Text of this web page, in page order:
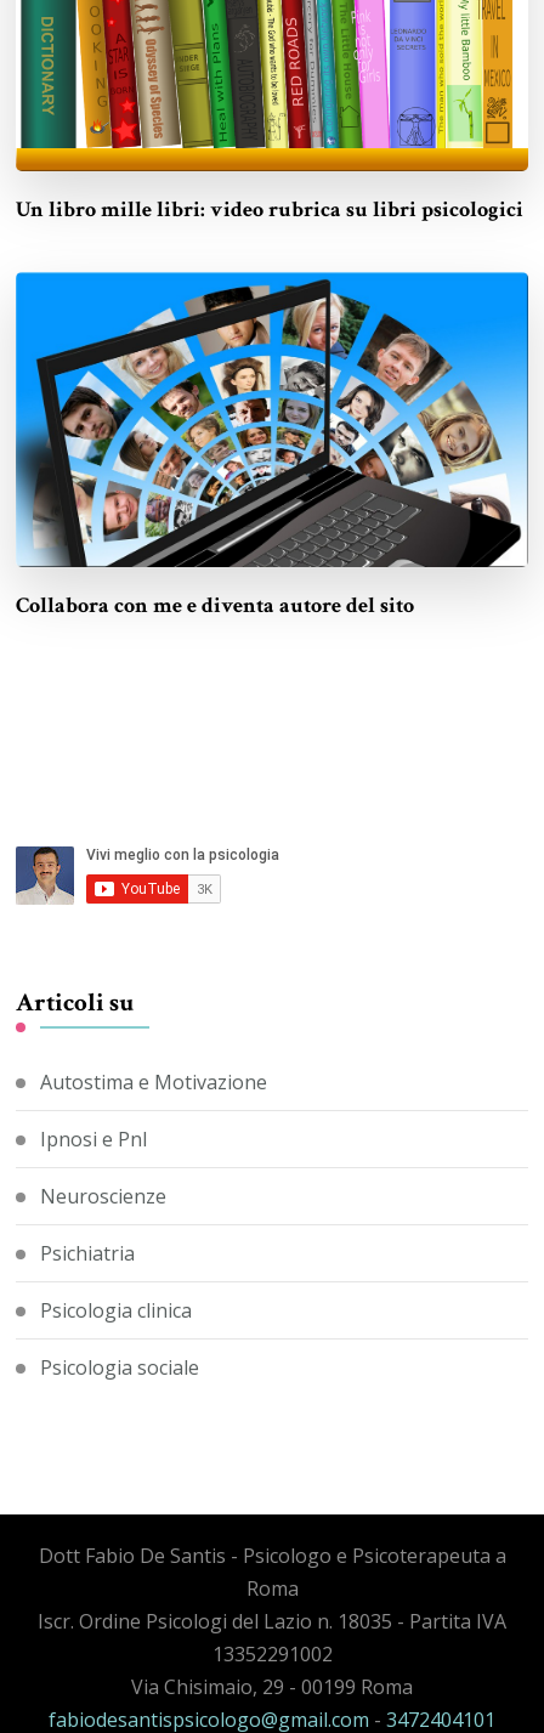
Un libro mille libri: video rubrica su libri psicologici
Collabora con me e diventa autore del sito
Articoli su
Autostima e Motivazione
Ipnosi e Pnl
Neuroscienze
Psichiatria
Psicologia clinica
Psicologia sociale
Dott Fabio De Santis - Psicologo e Psicoterapeuta a
Roma
Iscr. Ordine Psicologi del Lazio n. 18035 - Partita IVA
13352291002
Via Chisimaio, 29 - 00199 Roma
fabiodesantispsicologo@gmail.com - 3472404101